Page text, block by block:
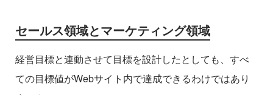
セールス領域とマーケティング領域
経営目標と連動させて目標を設計したとしても、すべ
ての目標値がWebサイト内で達成できるわけではあり